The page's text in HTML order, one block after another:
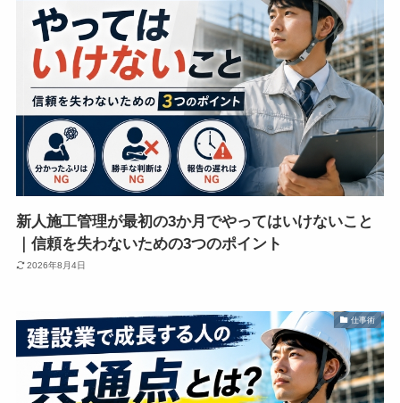
新人施工管理が最初の3か月でやってはいけないこと
｜信頼を失わないための3つのポイント
2026年8月4日
仕事術